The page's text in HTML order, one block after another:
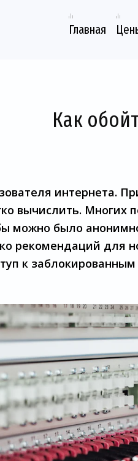
Главная
Как
интернета.
вычислить. Многих
можно было
рекомендаций для
к